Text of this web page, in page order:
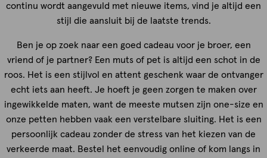
continu wordt aangevuld met nieuwe items, vind je altijd een
stijl die aansluit bij de laatste trends.
Ben je op zoek naar een goed cadeau voor je broer, een
vriend of je partner? Een muts of pet is altijd een schot in de
roos. Het is een stijlvol en attent geschenk waar de ontvanger
echt iets aan heeft. Je hoeft je geen zorgen te maken over
ingewikkelde maten, want de meeste mutsen zijn one-size en
onze petten hebben vaak een verstelbare sluiting. Het is een
persoonlijk cadeau zonder de stress van het kiezen van de
verkeerde maat. Bestel het eenvoudig online of kom langs in